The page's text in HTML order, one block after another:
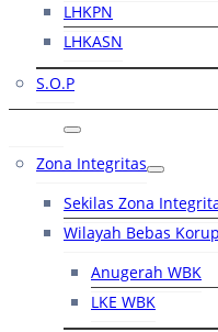
LHKPN
LHKASN
S.O.P
Zona Integritas
Sekilas Zona
Wilayah Bebas
Anugerah WBK
LKE WBK